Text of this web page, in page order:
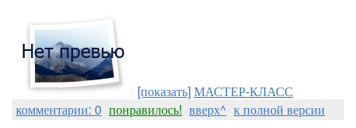
[показать]МАСТЕР-КЛАСС
комментарии: 0 понравилось! вверх^ к полной версии